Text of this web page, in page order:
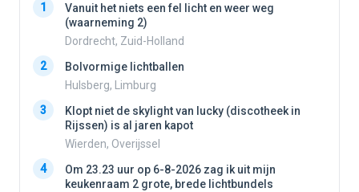
1
Vanuit het niets een fel licht en weer weg
(waarneming 2)
Dordrecht, Zuid-Holland
2
Bolvormige lichtballen
Hulsberg, Limburg
3
Klopt niet de skylight van lucky (discotheek in
Rijssen) is al jaren kapot
Wierden, Overijssel
4
Om 23.23 uur op 6-8-2026 zag ik uit mijn
keukenraam 2 grote, brede lichtbundels